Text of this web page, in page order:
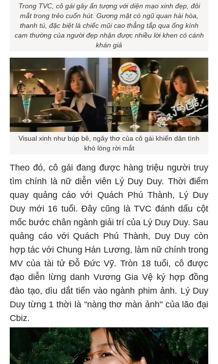
Trong TVC, cô gái gây ấn tượng với diện mạo xinh đẹp, đôi
mắt trong trẻo cuốn hút. Gương mặt có ngũ quan hài hòa,
thanh tú, đặc biệt là chiếc mũi cao thẳng tắp qua ống kính
cam thường của người đẹp nhận được nhiều lời khen có cánh
khán giả
Visual xinh như búp bê, ngây thơ của cô gái khiến dân tình
khó lòng rời mắt
Theo đó, cô gái đang được hàng triệu người truy
tìm chính là nữ diễn viên Lý Duy Duy. Thời điểm
quay quảng cáo với Quách Phú Thành, Lý Duy
Duy mới 16 tuổi. Đây cũng là TVC đánh dấu cột
mốc bước chân ngành giải trí của Lý Duy Duy. Sau
quảng cáo với Quách Phú Thành, Duy Duy còn
hợp tác với Chung Hán Lương, làm nữ chính trong
MV của tài tử Đỗ Đức Vỹ. Tròn 18 tuổi, cô được
đạo diễn lừng danh Vương Gia Vệ ký hợp đồng
đào tạo, dìu dắt tiến vào ngành phim ảnh. Lý Duy
Duy từng 1 thời là "nàng thơ màn ảnh" của lão đại
Cbiz.